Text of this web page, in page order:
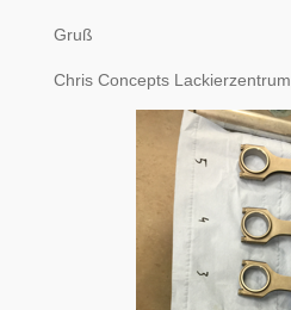
Gruß
Chris Concepts Lackierzentrum